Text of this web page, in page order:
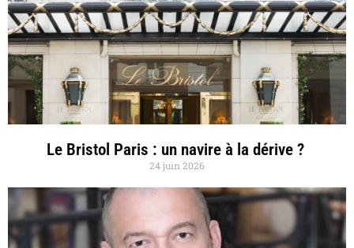
Le Bristol Paris : un navire à la dérive ?
24 juin 2026